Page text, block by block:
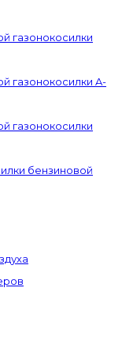
газонокосилки
газонокосилки A-
газонокосилки
бензиновой